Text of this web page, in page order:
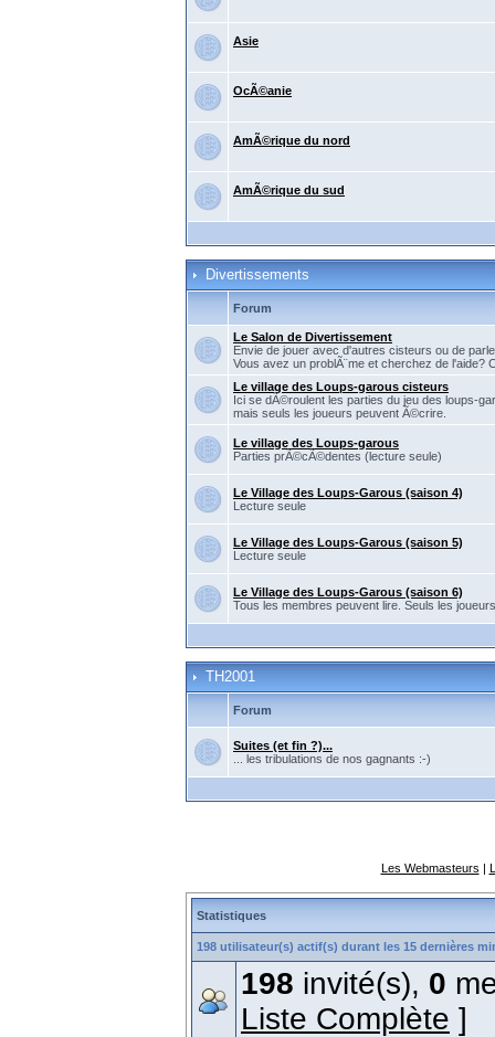
Asie
OcÃ©anie
AmÃ©rique du nord
AmÃ©rique du sud
Divertissements
Forum
Le Salon de Divertissement
Envie de jouer avec d'autres cisteurs ou de
Vous avez un problÃ¨me et cherchez de l'aide?
Le village des Loups-garous cisteurs
Ici se dÃ©roulent les parties du jeu des loups-
mais seuls les joueurs peuvent Ã©crire.
Le village des Loups-garous
Parties prÃ©cÃ©dentes (lecture seule)
Le Village des Loups-Garous (saison 4)
Lecture seule
Le Village des Loups-Garous (saison 5)
Lecture seule
Le Village des Loups-Garous (saison 6)
Tous les membres peuvent lire. Seuls les
TH2001
Forum
Suites (et fin ?)...
... les tribulations de nos gagnants :-)
Les Webmasteurs |
Statistiques
198 utilisateur(s) actif(s) durant les 15 dernières
198 invité(s), 0
Liste Complète ]